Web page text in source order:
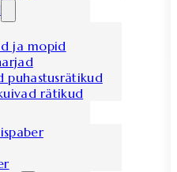
ja mopid
puhastusrätikud
rätikud